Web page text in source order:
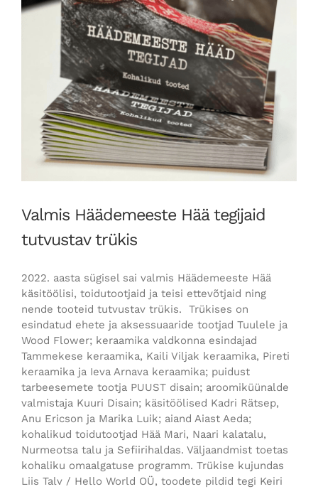
Valmis Häädemeeste Hää tegijaid
tutvustav trükis
2022. aasta sügisel sai valmis Häädemeeste Hää
käsitöölisi, toidutootjaid ja teisi ettevõtjaid ning
nende tooteid tutvustav trükis. Trükises on
esindatud ehete ja aksessuaaride tootjad Tuulele ja
Wood Flower; keraamika valdkonna esindajad
Tammekese keraamika, Kaili Viljak keraamika, Pireti
keraamika ja Ieva Arnava keraamika; puidust
tarbeesemete tootja PUUST disain; aroomiküünalde
valmistaja Kuuri Disain; käsitöölised Kadri Rätsep,
Anu Ericson ja Marika Luik; aiand Aiast Aeda;
kohalikud toidutootjad Hää Mari, Naari kalatalu,
Nurmeotsa talu ja Sefiirihaldas. Väljaandmist toetas
kohaliku omaalgatuse programm. Trükise kujundas
Liis Talv / Hello World OÜ, toodete pildid tegi Keiri